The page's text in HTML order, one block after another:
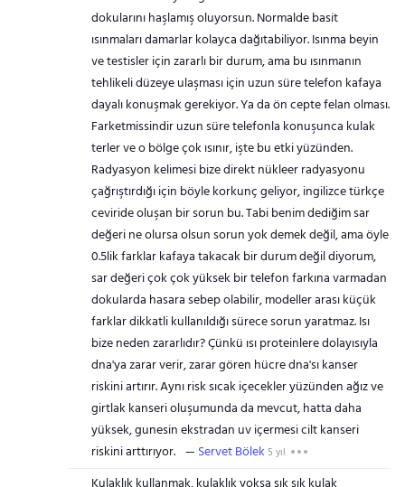
dokularını haşlamış oluyorsun. Normalde basit
ısınmaları damarlar kolayca dağıtabiliyor. Isınma beyin
ve testisler için zararlı bir durum, ama bu ısınmanın
tehlikeli düzeye ulaşması için uzun süre telefon kafaya
dayalı konuşmak gerekiyor. Ya da ön cepte felan olması.
Farketmissindir uzun süre telefonla konuşunca kulak
terler ve o bölge çok ısınır, işte bu etki yüzünden.
Radyasyon kelimesi bize direkt nükleer radyasyonu
çağrıştırdığı için böyle korkunç geliyor, ingilizce türkçe
ceviride oluşan bir sorun bu. Tabi benim dediğim sar
değeri ne olursa olsun sorun yok demek değil, ama öyle
0.5lik farklar kafaya takacak bir durum değil diyorum,
sar değeri çok çok yüksek bir telefon farkına varmadan
dokularda hasara sebep olabilir, modeller arası küçük
farklar dikkatli kullanıldığı sürece sorun yaratmaz. Isı
bize neden zararlıdır? Çünkü ısı proteinlere dolayısıyla
dna'ya zarar verir, zarar gören hücre dna'sı kanser
riskini artırır. Aynı risk sıcak içecekler yüzünden ağız ve
girtlak kanseri oluşumunda da mevcut, hatta daha
yüksek, gunesin ekstradan uv içermesi cilt kanseri
riskini arttırıyor.
Servet Bölek 5 yıl